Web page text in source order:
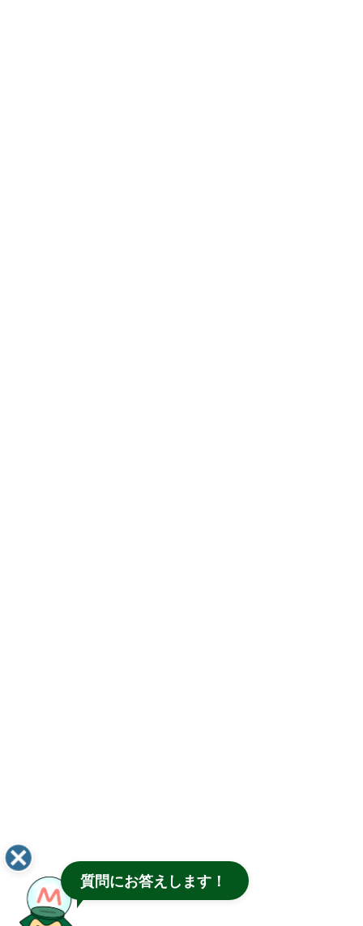
質問にお答えします！